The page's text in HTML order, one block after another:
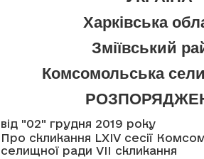
Харківська
Зміївський
Комсомольська
від "02" грудня 2019 року
Про скликання LXIV сесії
селищної ради VII скликання